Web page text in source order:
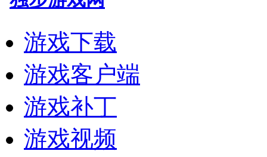
游戏下载
游戏客户端
游戏补丁
游戏视频